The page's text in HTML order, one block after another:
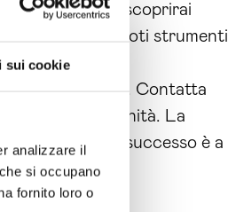
sui cookie
analizzare il
si occupano
fornito loro o
problemi, ma scoprirai
offrendoti strumenti
tua crescita. Contatta
sfide in opportunità. La
oltre: il tuo successo è a